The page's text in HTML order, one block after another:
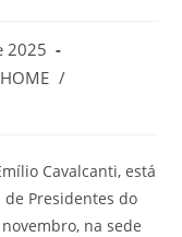
2025
HOME /
Cavalcanti, está
Presidentes do
na sede